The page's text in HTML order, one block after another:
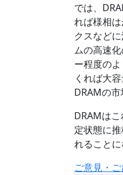
では、
れば様相
クスなど
ムの高速
ー程度の
くれば大
DRAMの
DRAMは
定状態に
れることに
ご意見・